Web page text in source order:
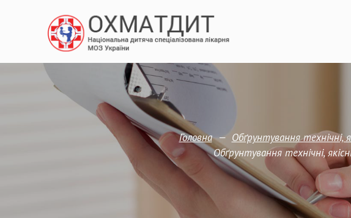
Головна — Обґрунтування технічні,
Обґрунтування технічні,